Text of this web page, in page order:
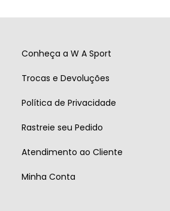
Conheça a W A Sport
Trocas e Devoluções
Política de Privacidade
Rastreie seu Pedido
Atendimento ao Cliente
Minha Conta